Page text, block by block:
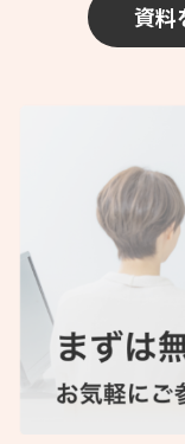
資料